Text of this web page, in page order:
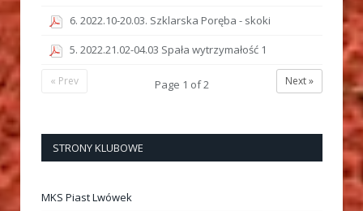
6. 2022.10-20.03. Szklarska Poręba - skoki
5. 2022.21.02-04.03 Spała wytrzymałość 1
Next »
Page 1 of2
« Prev
STRONY KLUBOWE
MKS Piast Lwówek